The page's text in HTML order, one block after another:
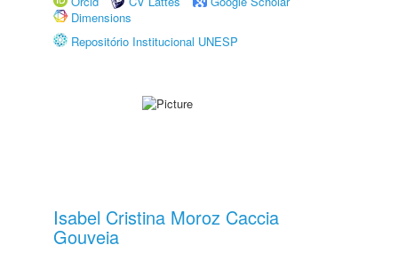
Dimensions
Repositório Institucional UNESP
Isabel Cristina Moroz Caccia
Gouveia